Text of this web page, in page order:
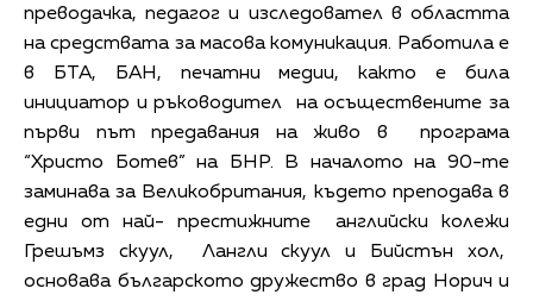
преводачка, педагог и изследовател в областта
на средствата за масова комуникация. Работила е
в БТА, БАН, печатни медии, както е била
инициатор и ръководител на осъществените за
първи път предавания на живо в програма
“Христо Ботев” на БНР. В началото на 90-те
заминава за Великобритания, където преподава в
едни от най- престижните английски колежи
Грешъмз скуул, Лангли скуул и Бийстън хол,
основава българското дружество в град Норич и